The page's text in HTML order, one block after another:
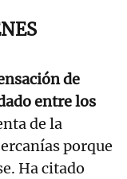
de
entre los
de la
porque
Ha citado